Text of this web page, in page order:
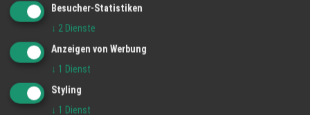
Herbst - Winterstimme
Besucher-Statistiken
↓ 2 Dienste
Anzeigen von Werbung
↓ 1 Dienst
Styling
↓ 1 Dienst